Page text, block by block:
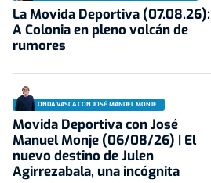
La Movida Deportiva (07.08.26):
A Colonia en pleno volcán de
rumores
ONDA VASCA CON JOSÉ MANUEL MONJE
Movida Deportiva con José
Manuel Monje (06/08/26) | El
nuevo destino de Julen
Agirrezabala, una incógnita